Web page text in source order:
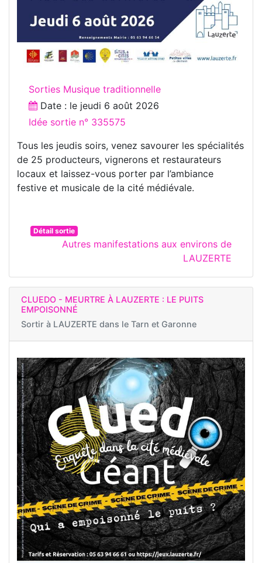
Sorties Musique traditionnelle
Date : le jeudi 6 août 2026
Idée sortie n° 335575
Tous les jeudis soirs, venez savourer les spécialités
de 25 producteurs, vignerons et restaurateurs
locaux et laissez-vous porter par l’ambiance
festive et musicale de la cité médiévale.
Détail sortie
Autres manifestations aux environs de
LAUZERTE
CLUEDO - MEURTRE À LAUZERTE : LE PUITS
EMPOISONNÉ
Sortir à LAUZERTE dans le Tarn et Garonne